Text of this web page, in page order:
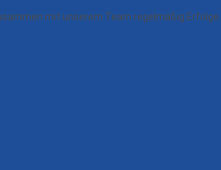
mit unserem Team regelmäßig Erfolge.